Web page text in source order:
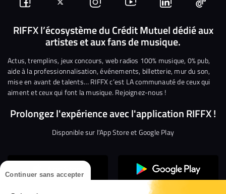
Continuer sans accepter
Suivez-
nous
Facebook
Suivez-
nous
sur
Twitter
Nous
rejoindre
sur
Instagram
Nous
rejoindre
sur
YouTube
Nous
rejoindre
sur
Linkedin
Nous
RIFFX l’écosystème du Crédit Mutuel dédié aux
artistes et aux fans de musique.
Actus, tremplins, jeux concours, web radios 100% musique, 0% pub,
aide à la professionnalisation, événements, billetterie, mur du son,
mise en avant de talents… RIFFX c’est LA communauté de ceux qui
aiment et ceux qui font la musique. Rejoignez-nous !
Prolongez l'expérience avec l'application RIFFX !
Disponible sur l'App Store et Google Play